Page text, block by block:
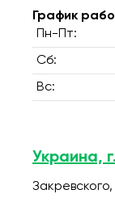
График
Пн-Пт:
Сб:
Вс:
Украина,